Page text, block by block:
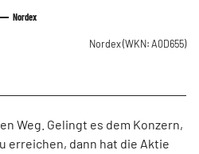
Nordex
Nordex(WKN: A0D655)
Weg. Gelingt es dem Konzern,
erreichen, dann hat die Aktie